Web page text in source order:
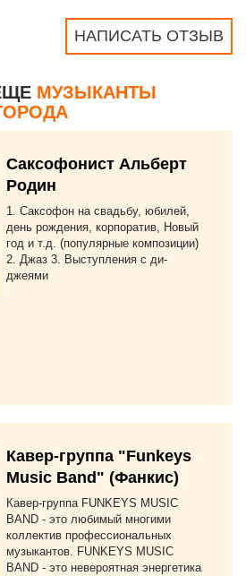
НАПИСАТЬ ОТЗЫВ
МУЗЫКАНТЫ
Саксофонист Альберт
Родин
1. Саксофон на свадьбу, юбилей,
день рождения, корпоратив, Новый
год и т.д. (популярные композиции)
2. Джаз 3. Выступления с ди-
джеями
Кавер-группа "Funkeys
Music Band" (Фанкис)
Кавер-группа FUNKEYS MUSIC
BAND - это любимый многими
коллектив профессиональных
музыкантов. FUNKEYS MUSIC
BAND - это невероятная энергетика